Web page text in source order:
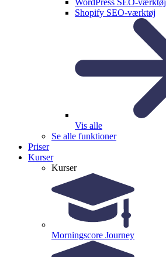
WordPress SEO-værktøj
Shopify SEO-værktøj
Vis alle
Se alle funktioner
Priser
Kurser
Kurser
Morningscore Journey